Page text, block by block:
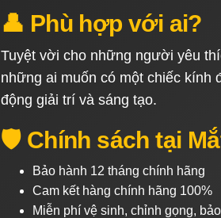
👤 Phù hợp với ai?
Tuyệt vời cho những người yêu
những ai muốn có một chiếc kính
động giải trí và sáng tạo.
🛡️ Chính sách tại
Bảo hành 12 tháng chính hãng
Cam kết hàng chính hãng 100%
Miễn phí vệ sinh, chỉnh gọng,